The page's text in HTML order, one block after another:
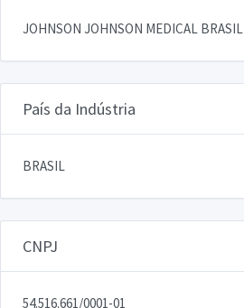
JOHNSON JOHNSON MEDICAL BRASIL
País da Indústria
BRASIL
CNPJ
54.516.661/0001-01